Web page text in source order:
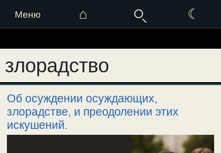
Меню ⌂ ☾
к
содержимому
злорадство
Об осуждении осуждающих,
злорадстве, и преодолении этих
искушений.